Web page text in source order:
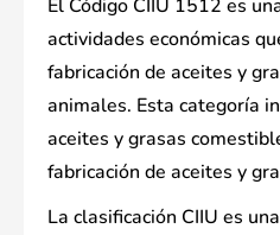
El Código CIIU 1512 es
actividades económicas
fabricación de aceites y
animales. Esta categoría
aceites y grasas
fabricación de aceites y
La clasificación CIIU es